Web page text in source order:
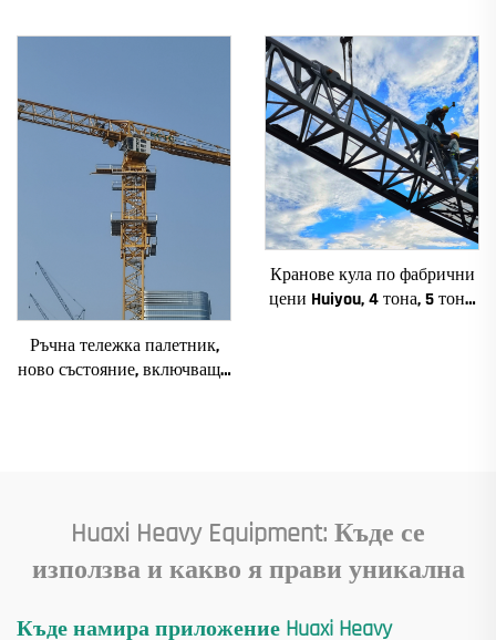
пробиване
Пролет Машиностроително
оборудване за продажба
Ръчна тележка палетник,
ново състояние, включващи
Кранове кула по фабрични
цени Huiyou, 4 тона, 5 тона,
Huaxi Heavy Equipment: Къде се
използва и какво я прави уникална
Къде намира приложение Huaxi Heavy